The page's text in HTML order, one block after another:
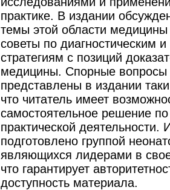
практике. В издании
темы этой области
советы по диагностическим
стратегиям с позиций
медицины. Спорные вопросы
представлены в издании
что читатель имеет
самостоятельное решение
практической деятельности.
подготовлено группой
являющихся лидерами в
что гарантирует
доступность материала.